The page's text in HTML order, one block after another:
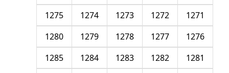
1271
1272
1273
1274
1275
1276
1277
1278
1279
1280
1281
1282
1283
1284
1285